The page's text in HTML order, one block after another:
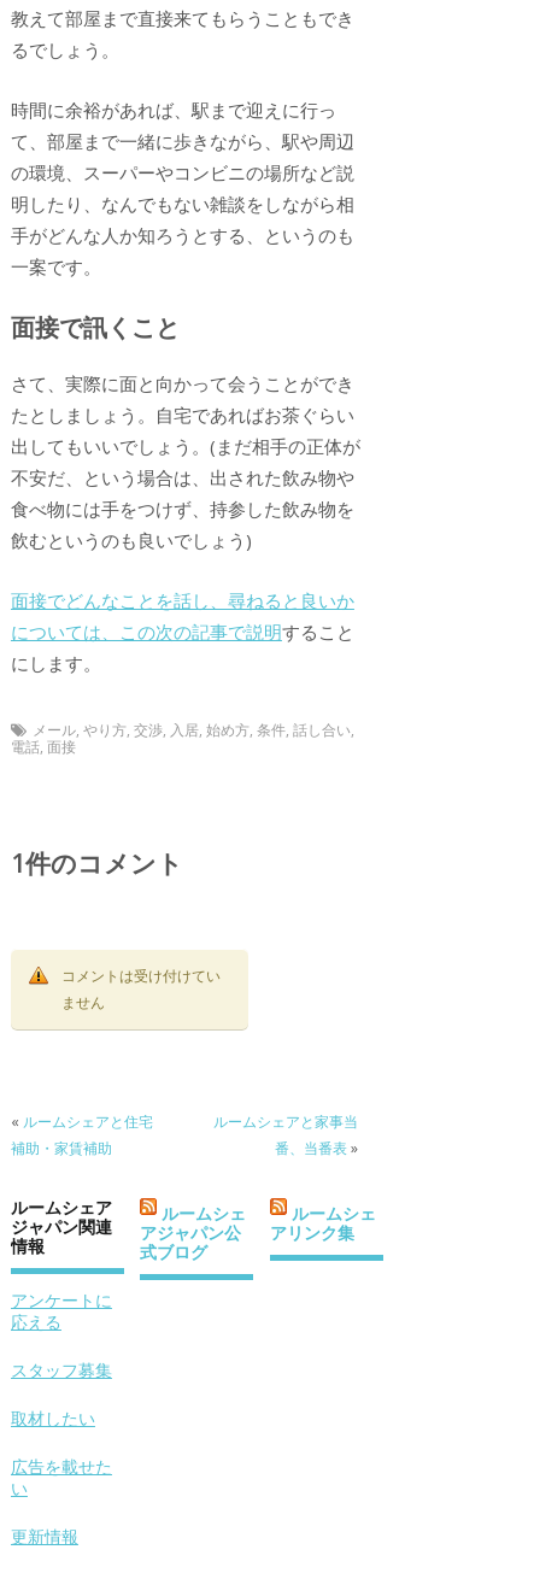
教えて部屋まで直接来てもらうこともでき
るでしょう。
時間に余裕があれば、駅まで迎えに行っ
て、部屋まで一緒に歩きながら、駅や周辺
の環境、スーパーやコンビニの場所など説
明したり、なんでもない雑談をしながら相
手がどんな人か知ろうとする、というのも
一案です。
面接で訊くこと
さて、実際に面と向かって会うことができ
たとしましょう。自宅であればお茶ぐらい
出してもいいでしょう。(まだ相手の正体が
不安だ、という場合は、出された飲み物や
食べ物には手をつけず、持参した飲み物を
飲むというのも良いでしょう)
面接でどんなことを話し、尋ねると良いか
については、この次の記事で説明すること
にします。
メール, やり方, 交渉, 入居, 始め方, 条件, 話し合い,
電話, 面接
1件のコメント
コメントは受け付けてい
ません
« ルームシェアと住宅
補助・家賃補助
ルームシェアと家事当
番、当番表»
ルームシェア
ジャパン関連
情報
アンケートに
応える
スタッフ募集
取材したい
広告を載せた
い
更新情報
ルームシェ
アジャパン公
式ブログ
ルームシェ
アリンク集